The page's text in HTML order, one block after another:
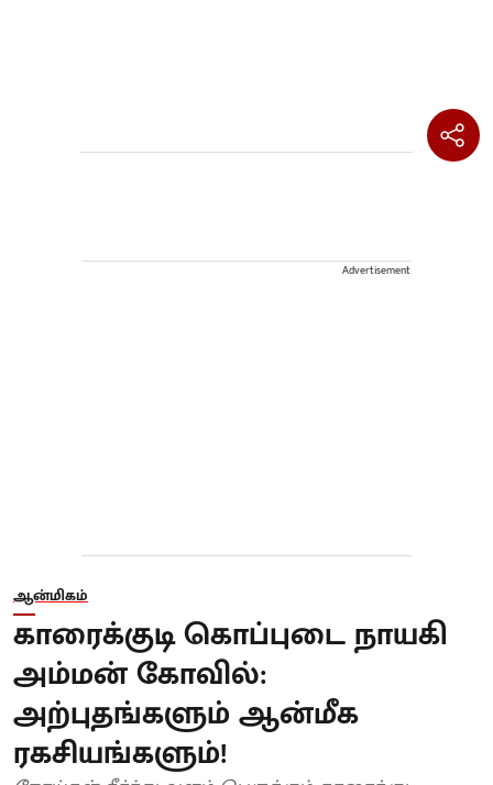
Advertisement
ஆன்மிகம்
காரைக்குடி கொப்புடை நாயகி
அம்மன் கோவில்:
அற்புதங்களும் ஆன்மீக
ரகசியங்களும்!